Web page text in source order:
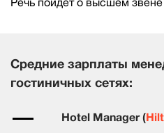
Средние зарплаты
гостиничных сетях:
Hotel Manager (